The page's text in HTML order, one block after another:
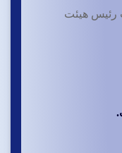
رئیس هیئت